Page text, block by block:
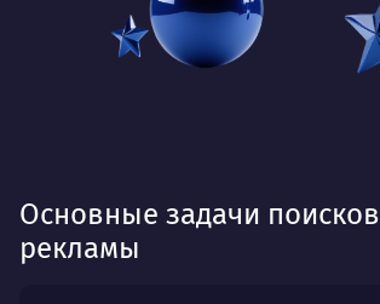
Основные задачи
рекламы